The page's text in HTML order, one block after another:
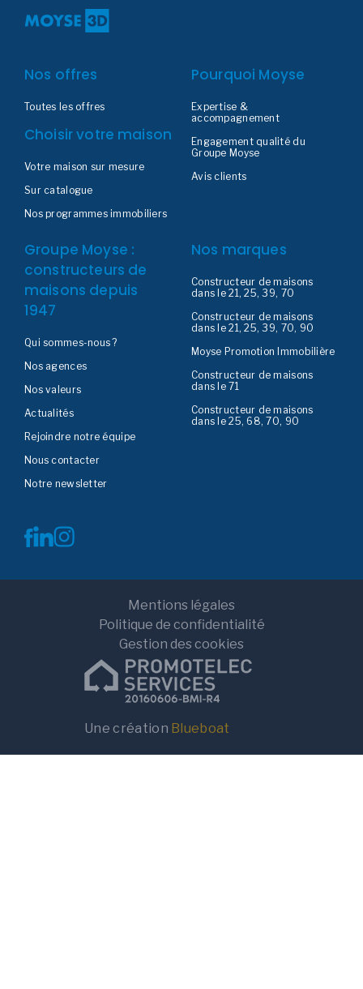
Nos offres
Toutes les offres
Choisir votre maison
Votre maison sur mesure
Sur catalogue
Nos programmes immobiliers
Pourquoi Moyse
Expertise &
accompagnement
Engagement qualité du
Groupe Moyse
Avis clients
Groupe Moyse :
constructeurs de
maisons depuis
1947
Qui sommes-nous ?
Nos agences
Nos valeurs
Actualités
Rejoindre notre équipe
Nous contacter
Notre newsletter
Nos marques
Constructeur de maisons
dans le 21, 25, 39, 70
Constructeur de maisons
dans le 21, 25, 39, 70, 90
Moyse Promotion Immobilière
Constructeur de maisons
dans le 71
Constructeur de maisons
dans le 25, 68, 70, 90
Mentions légales
Politique de confidentialité
Gestion des cookies
Une création Blueboat